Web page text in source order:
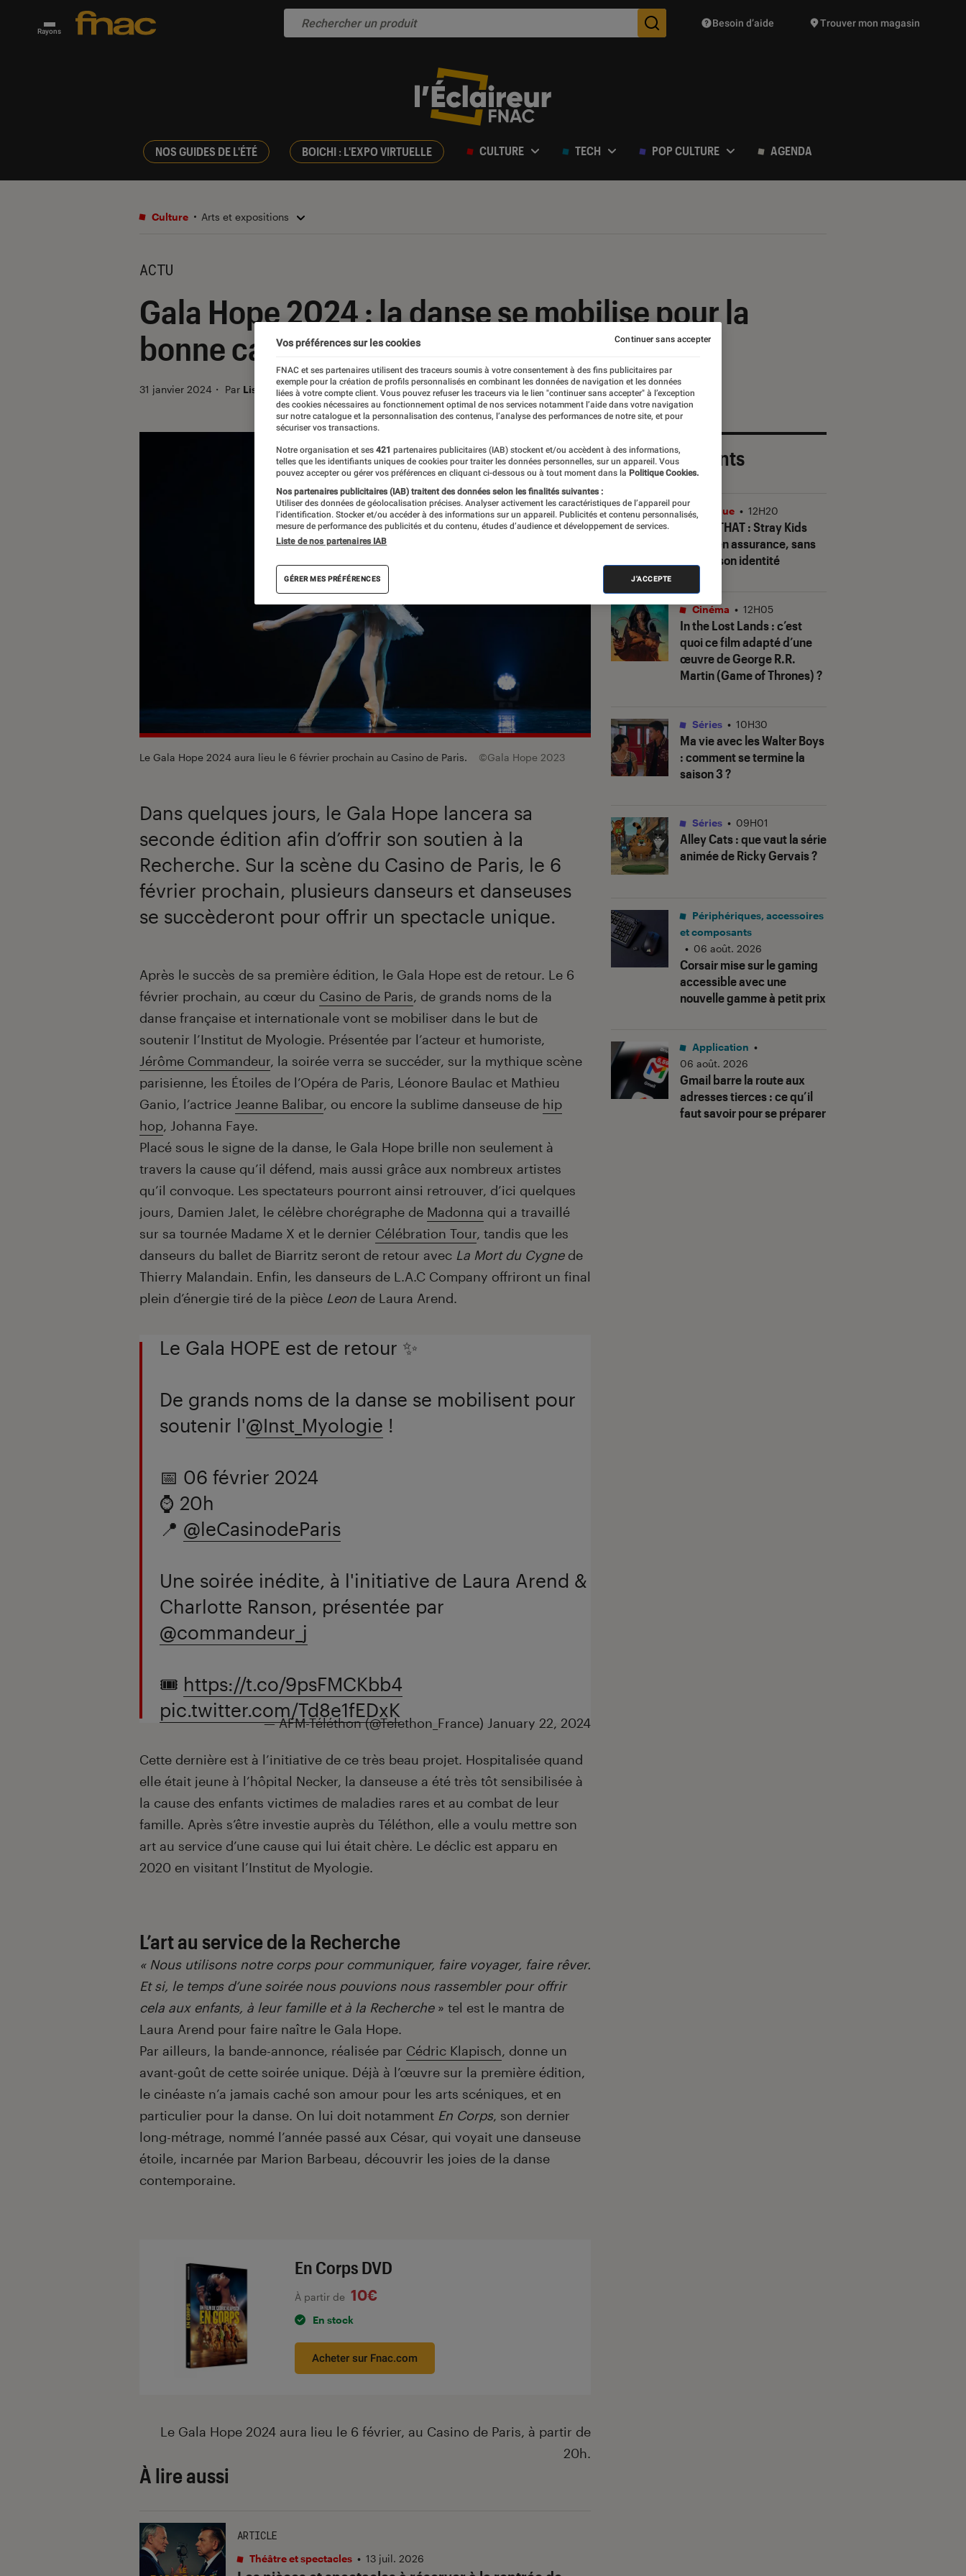
Rayons Des suggestions de produits vont vous être proposées
Besoin d’aide Trouver mon magasin
NOS GUIDES DE L'ÉTÉ BOICHI : L'EXPO VIRTUELLE CULTURE TECH POP CULTURE AGENDA
Culture Arts et expositions
ACTU
Gala Hope 2024 : la danse se mobilise pour la
bonne cause
31 janvier 2024 ・ Par Lisa Muratore
Le Gala Hope 2024 aura lieu le 6 février prochain au Casino de Paris. ©Gala Hope 2023
Dans quelques jours, le Gala Hope lancera sa
seconde édition afin d’offrir son soutien à la
Recherche. Sur la scène du Casino de Paris, le 6
février prochain, plusieurs danseurs et danseuses
se succèderont pour offrir un spectacle unique.
Introduction
Après le succès de sa première édition, le Gala Hope est de retour. Le 6
février prochain, au cœur du Casino de Paris, de grands noms de la
danse française et internationale vont se mobiliser dans le but de
soutenir l’Institut de Myologie. Présentée par l’acteur et humoriste,
Jérôme Commandeur, la soirée verra se succéder, sur la mythique scène
parisienne, les Étoiles de l’Opéra de Paris, Léonore Baulac et Mathieu
Ganio, l’actrice Jeanne Balibar, ou encore la sublime danseuse de hip
hop, Johanna Faye.
Placé sous le signe de la danse, le Gala Hope brille non seulement à
travers la cause qu’il défend, mais aussi grâce aux nombreux artistes
qu’il convoque. Les spectateurs pourront ainsi retrouver, d’ici quelques
jours, Damien Jalet, le célèbre chorégraphe de Madonna qui a travaillé
sur sa tournée Madame X et le dernier Célébration Tour, tandis que les
danseurs du ballet de Biarritz seront de retour avec La Mort du Cygnede
Thierry Malandain. Enfin, les danseurs de L.A.C Company offriront un final
plein d’énergie tiré de la pièce Leon de Laura Arend.
Le Gala HOPE est de retour ✨
De grands noms de la danse se mobilisent pour
soutenir l'@Inst_Myologie !
📅 06 février 2024
⌚ 20h
📍 @leCasinodeParis
Une soirée inédite, à l'initiative de Laura Arend &
Charlotte Ranson, présentée par
@commandeur_j
🎟️ https://t.co/9psFMCKbb4
pic.twitter.com/Td8e1fEDxK
— AFM-Téléthon (@Telethon_France) January 22, 2024
Cette dernière est à l’initiative de ce très beau projet. Hospitalisée quand
elle était jeune à l’hôpital Necker, la danseuse a été très tôt sensibilisée à
la cause des enfants victimes de maladies rares et au combat de leur
famille. Après s’être investie auprès du Téléthon, elle a voulu mettre son
art au service d’une cause qui lui était chère. Le déclic est apparu en
2020 en visitant l’Institut de Myologie.
L’art au service de la Recherche
« Nous utilisons notre corps pour communiquer, faire voyager, faire rêver.
Et si, le temps d’une soirée nous pouvions nous rassembler pour offrir
cela aux enfants, à leur famille et à la Recherche» tel est le mantra de
Laura Arend pour faire naître le Gala Hope.
Par ailleurs, la bande-annonce, réalisée par Cédric Klapisch, donne un
avant-goût de cette soirée unique. Déjà à l’œuvre sur la première édition,
le cinéaste n’a jamais caché son amour pour les arts scéniques, et en
particulier pour la danse. On lui doit notamment En Corps, son dernier
long-métrage, nommé l’année passé aux César, qui voyait une danseuse
étoile, incarnée par Marion Barbeau, découvrir les joies de la danse
contemporaine.
En Corps DVD
À partir de 10€
En stock
Acheter sur Fnac.com
Le Gala Hope 2024 aura lieu le 6 février, au Casino de Paris, à partir de
20h.
À lire aussi
ARTICLE
Théâtre et spectacles • 13 juil. 2026
Les plus récents
THIS & THAT: Stray Kids
gagne en assurance, sans
perdre son identité
Musique • 12H20
In the Lost Lands: c’est
quoi ce film adapté d’une
œuvre de George R.R.
Martin (Game of Thrones) ?
Cinéma • 12H05
Ma vie avec les Walter Boys
: comment se termine la
saison 3 ?
Séries • 10H30
Alley Cats: que vaut la série
animée de Ricky Gervais ?
Séries • 09H01
Corsair mise sur le gaming
accessible avec une
nouvelle gamme à petit prix
Périphériques, accessoires
et composants
• 06 août. 2026
Gmail barre la route aux
adresses tierces : ce qu’il
faut savoir pour se préparer
Application •
06 août. 2026
Vos préférences sur les cookies
FNAC et ses partenaires utilisent des traceurs soumis à votre consentement à des fins publicitaires par
exemple pour la création de profils personnalisés en combinant les données de navigation et les données
liées à votre compte client. Vous pouvez refuser les traceurs via le lien "continuer sans accepter" à l’exception
des cookies nécessaires au fonctionnement optimal de nos services notamment l’aide dans votre navigation
sur notre catalogue et la personnalisation des contenus, l’analyse des performances de notre site, et pour
sécuriser vos transactions.
Notre organisation et ses 421 partenaires publicitaires (IAB) stockent et/ou accèdent à des informations,
telles que les identifiants uniques de cookies pour traiter les données personnelles, sur un appareil. Vous
pouvez accepter ou gérer vos préférences en cliquant ci-dessous ou à tout moment dans la Politique Cookies.
Nos partenaires publicitaires (IAB) traitent des données selon les finalités suivantes :
Utiliser des données de géolocalisation précises. Analyser activement les caractéristiques de l’appareil pour
l’identification. Stocker et/ou accéder à des informations sur un appareil. Publicités et contenu personnalisés,
mesure de performance des publicités et du contenu, études d’audience et développement de services.
Liste de nos partenaires IAB
GÉRER MES PRÉFÉRENCES J'ACCEPTE
Continuer sans accepter